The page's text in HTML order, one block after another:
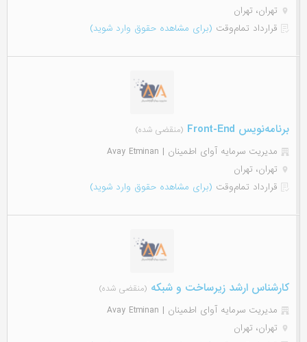
تهران، تهران
قرارداد تمام‌وقت (برای مشاهده حقوق وارد شوید)
برنامه‌نویس Front-End (منقضی شده)
مدیریت سرمایه آوای اطمینان | Avay Etminan
تهران، تهران
قرارداد تمام‌وقت (برای مشاهده حقوق وارد شوید)
کارشناس ارشد زیرساخت و شبکه (منقضی شده)
مدیریت سرمایه آوای اطمینان | Avay Etminan
تهران، تهران